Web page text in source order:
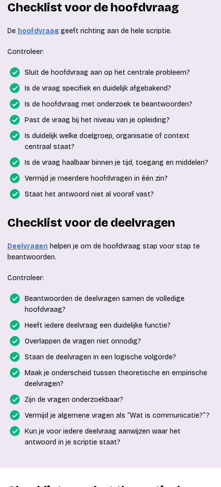
Checklist voor de hoofdvraag
De hoofdvraag geeft richting aan de hele scriptie.
Controleer:
Sluit de hoofdvraag aan op het centrale probleem?
Is de vraag specifiek en duidelijk afgebakend?
Is de hoofdvraag met onderzoek te beantwoorden?
Past de vraag bij het niveau van je opleiding?
Is duidelijk welke doelgroep, organisatie of context
centraal staat?
Is de vraag haalbaar binnen je tijd, toegang en middelen?
Vermijd je meerdere hoofdvragen in één zin?
Staat het antwoord niet al vooraf vast?
Checklist voor de deelvragen
Deelvragen helpen je om de hoofdvraag stap voor stap te
beantwoorden.
Controleer:
Beantwoorden de deelvragen samen de volledige
hoofdvraag?
Heeft iedere deelvraag een duidelijke functie?
Overlappen de vragen niet onnodig?
Staan de deelvragen in een logische volgorde?
Maak je onderscheid tussen theoretische en empirische
deelvragen?
Zijn de vragen onderzoekbaar?
Vermijd je algemene vragen als “Wat is communicatie?”?
Kun je voor iedere deelvraag aanwijzen waar het
antwoord in je scriptie staat?